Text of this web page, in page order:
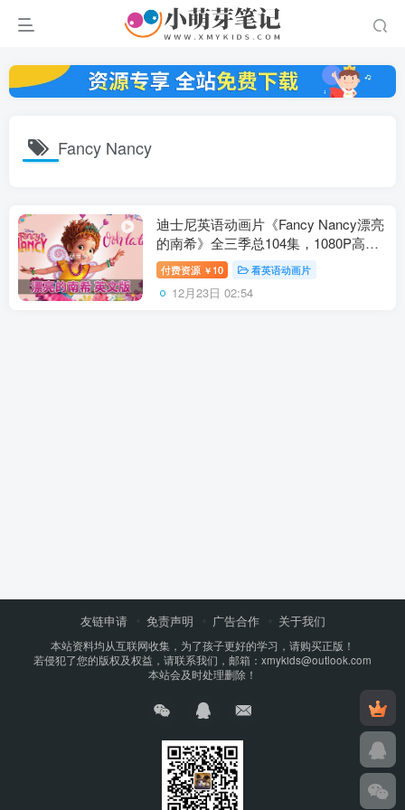
Fancy Nancy
迪士尼英语动画片《Fancy Nancy漂亮
的南希》全三季总104集，1080P高清
视频带中英文字幕，百度云网盘下载
付费资源 ￥ 10 看英语动画片
12月23日 02:54
友链申请 免责声明 广告合作 关于我们
本站资料均从互联网收集，为了孩子更好的学习，请购买正版！
若侵犯了您的版权及权益，请联系我们，邮箱：xmykids@outlook.com
本站会及时处理删除！